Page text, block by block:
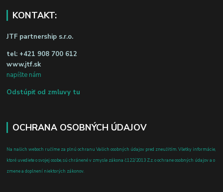
KONTAKT:
JTF partnership s.r.o.
tel: +421 908 700 612
www.jtf.sk
napíšte nám
Odstúpiť od zmluvy tu
OCHRANA OSOBNÝCH ÚDAJOV
Na našich weboch ručíme za plnú ochranu Vašich osobných údajov pred zneužitím. Všetky informácie,
ktoré uvediete o svojej osobe, sú chránené v zmysle zákona č.122/2013 Z.z. o ochrane osobných údajov a o
zmene a doplnení niektorých zákonov.